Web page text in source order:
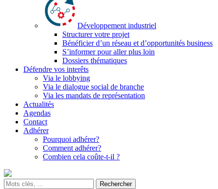
Développement industriel
Structurer votre projet
Bénéficier d’un réseau et d’opportunités business
S’informer pour aller plus loin
Dossiers thématiques
Défendre vos interêts
Via le lobbying
Via le dialogue social de branche
Via les mandats de représentation
Actualités
Agendas
Contact
Adhérer
Pourquoi adhérer?
Comment adhérer?
Combien cela coûte-t-il ?